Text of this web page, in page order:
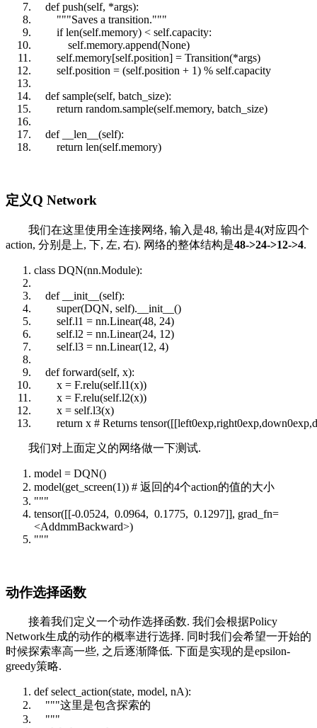
defpush(self, *args):
"""Saves a transition."""
if len(self.memory) < self.capacity:
self.memory.append(None)
self.memory[self.position] = Transition(*args)
self.position = (self.position + 1) % self.capacity
defsample(self, batch_size):
return random.sample(self.memory, batch_size)
def __len__ (self):
return len(self.memory)
定义Q Network
我们在这里使用全连接网络, 输入是48, 输出是4(对应四个
action, 分别是上, 下, 左, 右). 网络的整体结构是48->24->12->4.
class DQN(nn.Module):
def __init__ (self):
super(DQN, self). __init__ ()
self.l1 = nn.Linear(48, 24)
self.l2 = nn.Linear(24, 12)
self.l3 = nn.Linear(12, 4)
defforward(self, x):
x = F.relu(self.l1(x))
x = F.relu(self.l2(x))
x = self.l3(x)
return x # Returns
我们对上面定义的网络做一下测试.
model = DQN()
model(get_screen(1)) # 返回的4个action的值的大小
"""
tensor([[-0.0524, 0.0964, 0.1775, 0.1297]], grad_fn=
<AddmmBackward>)
"""
动作选择函数
接着我们定义一个动作选择函数. 我们会根据Policy
Network生成的动作的概率进行选择. 同时我们会希望一开始的
时候探索率高一些, 之后逐渐降低. 下面是实现的是epsilon-
greedy策略.
defselect_action(state, model, nA):
"""这里是包含探索的
"""